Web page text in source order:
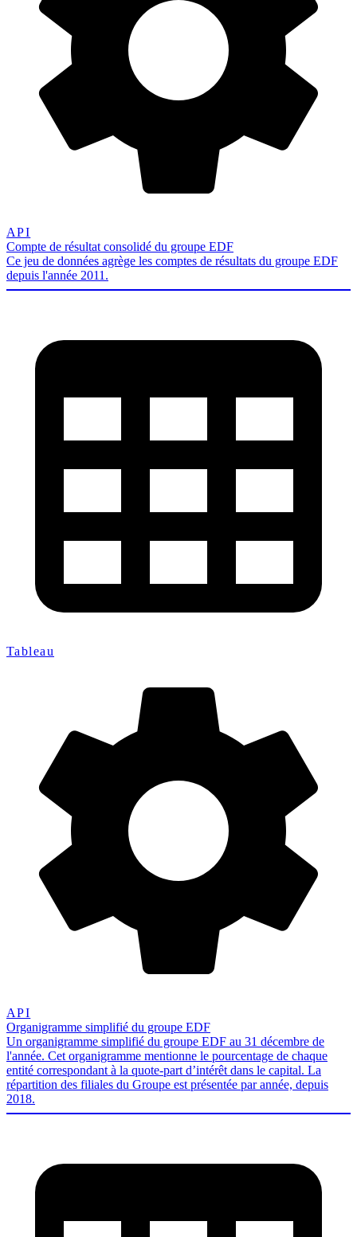
API
Compte de résultat consolidé du groupe EDF
Ce jeu de données agrège les comptes de résultats du groupe EDF
depuis l'année 2011.
Tableau
API
Organigramme simplifié du groupe EDF
Un organigramme simplifié du groupe EDF au 31 décembre de
l'année. Cet organigramme mentionne le pourcentage de chaque
entité correspondant à la quote-part d’intérêt dans le capital. La
répartition des filiales du Groupe est présentée par année, depuis
2018.